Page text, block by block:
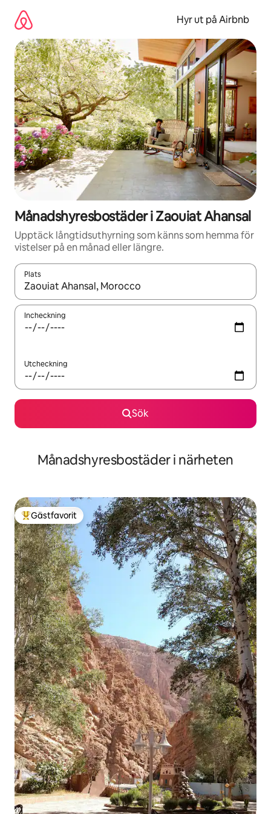
innehåll
Hyr ut på Airbnb
Månadshyresbostäder i Zaouiat Ahansal
Upptäck långtidsuthyrning som känns som hemma för
vistelser på en månad eller längre.
Plats
När resultaten är tillgängliga kan du navigera med upp- och
Incheckning
Utcheckning
Sök
Månadshyresbostäder i närheten
Populär gästfavorit
Gästfavorit